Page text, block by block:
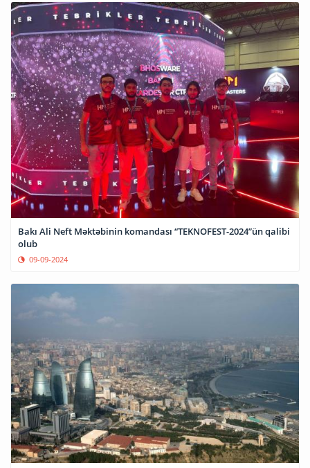
Bakı Ali Neft Məktəbinin komandası “TEKNOFEST-2024”ün qalibi
olub
09-09-2024